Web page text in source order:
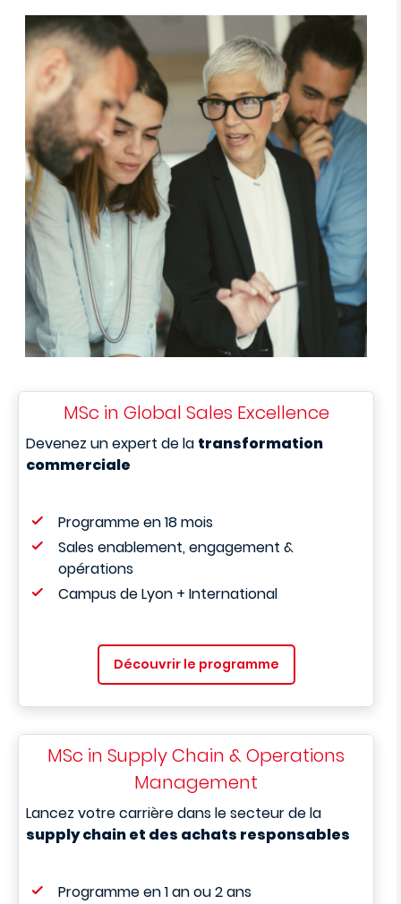
MSc in Global Sales Excellence
Devenez un expert de la transformation
commerciale
Programme en 18 mois
Sales enablement, engagement &
opérations
Campus de Lyon + International
Découvrir le programme
MSc in Supply Chain & Operations
Management
Lancez votre carrière dans le secteur de la
supply chain et des achats responsables
Programme en 1 an ou 2 ans